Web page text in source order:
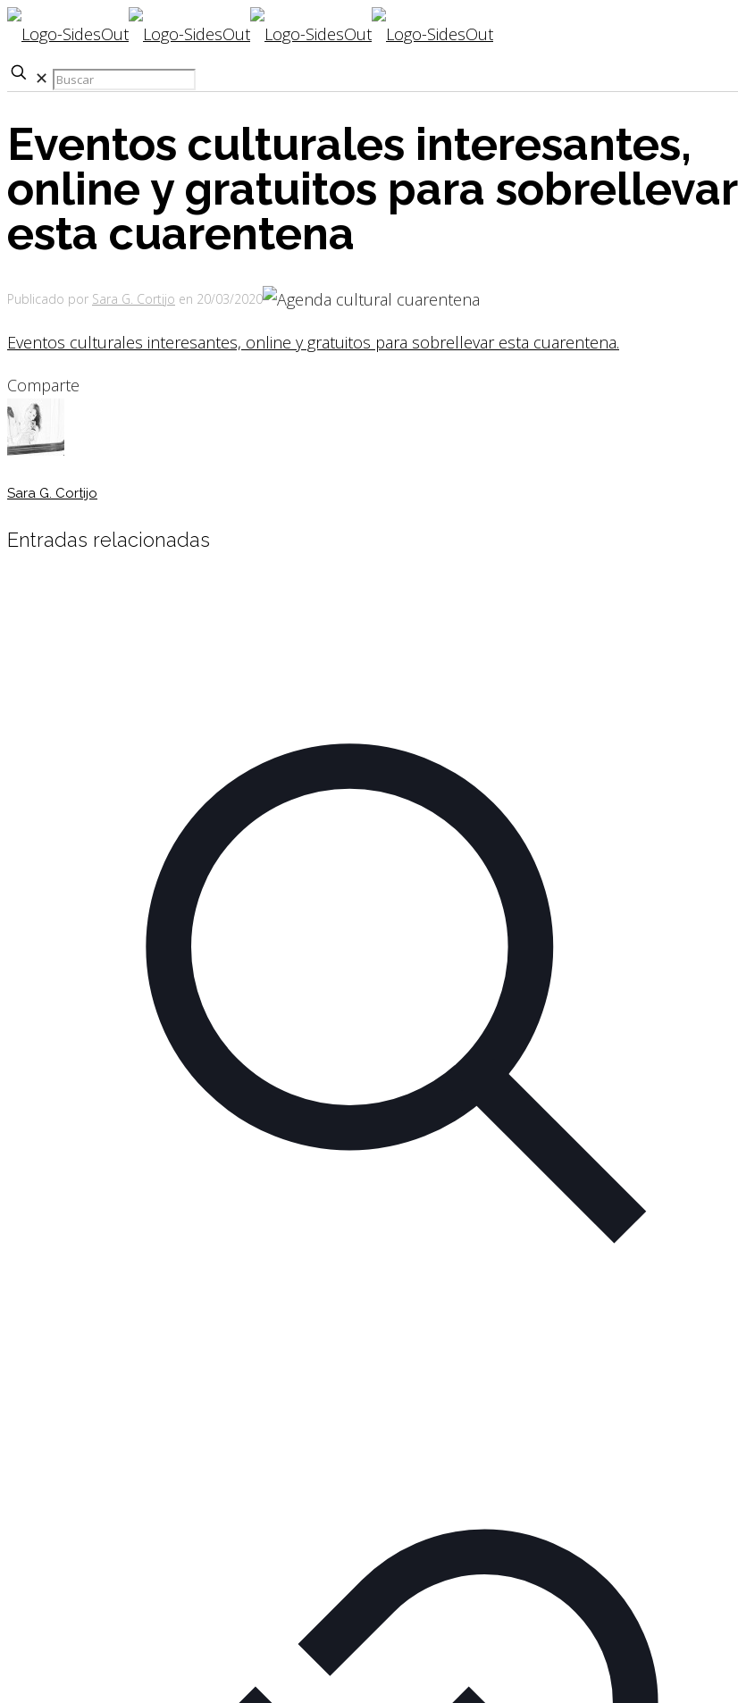
✕
Eventos culturales interesantes,
online y gratuitos para sobrellevar
esta cuarentena
Publicado por Sara G. Cortijo en 20/03/2020
Eventos culturales interesantes, online y gratuitos para sobrellevar esta cuarentena.
Comparte
Sara G. Cortijo
Entradas relacionadas